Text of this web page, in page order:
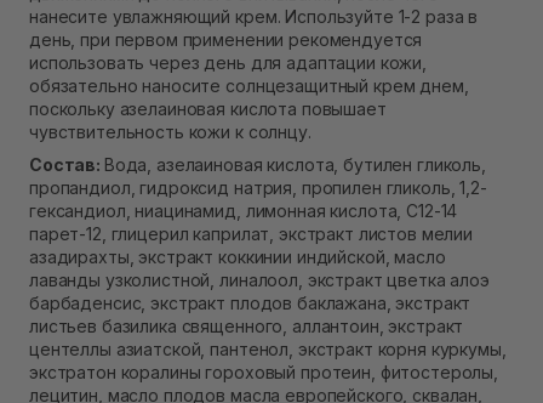
нанесите увлажняющий крем. Используйте 1-2 раза в
день, при первом применении рекомендуется
использовать через день для адаптации кожи,
обязательно наносите солнцезащитный крем днем,
поскольку азелаиновая кислота повышает
чувствительность кожи к солнцу.
Состав: Вода, азелаиновая кислота, бутилен гликоль,
пропандиол, гидроксид натрия, пропилен гликоль, 1,2-
гександиол, ниацинамид, лимонная кислота, C12-14
парет-12, глицерил каприлат, экстракт листов мелии
азадирахты, экстракт коккинии индийской, масло
лаванды узколистной, линалоол, экстракт цветка алоэ
барбаденсис, экстракт плодов баклажана, экстракт
листьев базилика священного, аллантоин, экстракт
центеллы азиатской, пантенол, экстракт корня куркумы,
экстратон коралины гороховый протеин, фитостеролы,
лецитин, масло плодов масла европейского, сквалан,